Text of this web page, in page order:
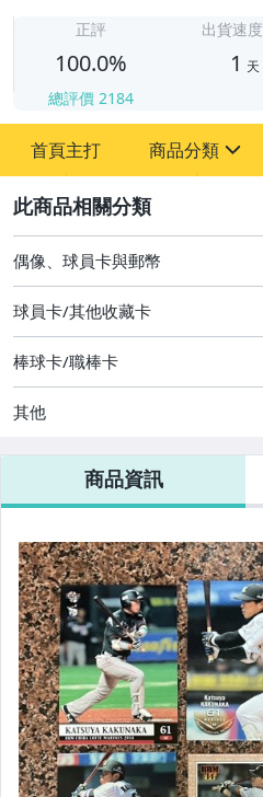
正評
100.0%
總評價 2184
出貨速度
1 天
首頁主打 商品分類
其它
偶像、球員卡與郵幣
球員卡/其他收藏卡
棒球卡/職棒卡
其他
商品資訊